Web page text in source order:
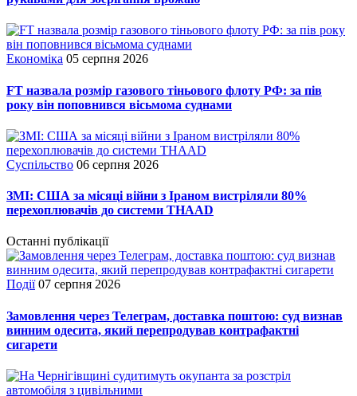
Економіка 05 серпня 2026
FT назвала розмір газового тіньового флоту РФ: за пів
року він поповнився вісьмома суднами
Суспільство 06 серпня 2026
ЗМІ: США за місяці війни з Іраном вистріляли 80%
перехоплювачів до системи THAAD
Останні публікації
Події 07 серпня 2026
Замовлення через Телеграм, доставка поштою: суд визнав
винним одесита, який перепродував контрафактні
сигарети